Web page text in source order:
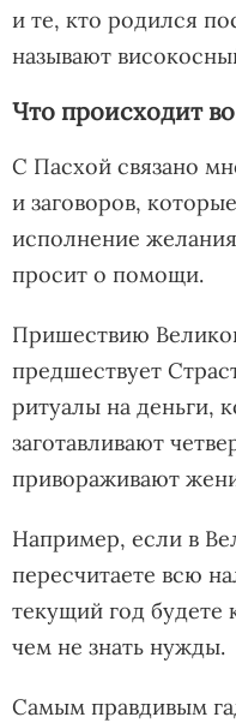
и те, кто родился
называют
Что происходит
С Пасхой связано
и заговоров,
исполнение
просит о помощи.
Пришествию
предшествует
ритуалы на деньги,
заготавливают
привораживают
Например, если в
пересчитаете всю
текущий год будете
чем не знать нужды.
Самым правдивым